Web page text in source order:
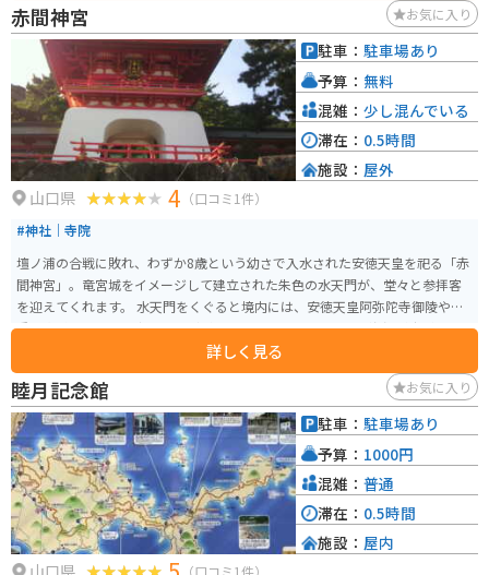
赤間神宮 お気に入り
山口県 4 （口コミ1件）
#神社｜寺院
壇ノ浦の合戦に敗れ、わずか8歳という幼さで入水された安徳天皇を祀る「赤
間神宮」。竜宮城をイメージして建立された朱色の水天門が、堂々と参拝客
を迎えてくれます。 水天門をくぐると境内には、安徳天皇阿弥陀寺御陵や貴
重な資料を展示した宝物殿などがあります。目の前には関門海峡が広がって
詳しく見る
駐車： 駐車場あり
予算： 無料
混雑： 少し混んでいる
滞在： 0.5時間
施設： 屋外
睦月記念館 お気に入り
（口コミ1件）
駐車： 駐車場あり
予算： 1000円
混雑： 普通
滞在： 0.5時間
施設： 屋内